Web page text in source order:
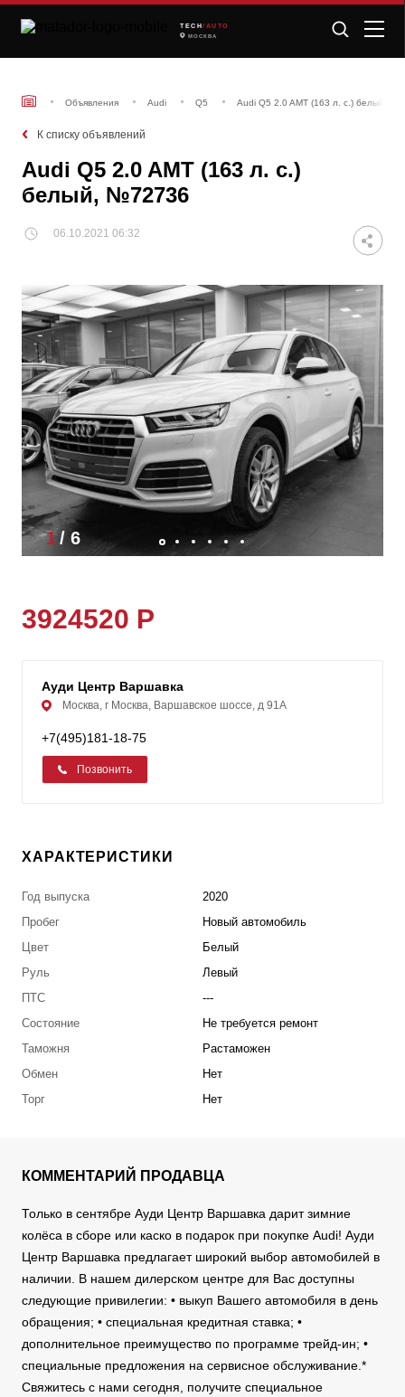
TECH /AUTO
МОСКВА
Объявления Audi Q5 Audi Q5 2.0 AMT (163 л. с.) белый,
К списку объявлений
Audi Q5 2.0 AMT (163 л. с.)
белый, №72736
06.10.2021 06:32
1/ 6
3924520 Р
Ауди Центр Варшавка
Москва, г Москва, Варшавское шоссе, д 91А
+7(495)181-18-75
Позвонить
ХАРАКТЕРИСТИКИ
Год выпуска
2020
Пробег
Новый автомобиль
Цвет
Белый
Руль
Левый
ПТС
---
Состояние
Не требуется ремонт
Таможня
Растаможен
Обмен
Нет
Торг
Нет
КОММЕНТАРИЙ ПРОДАВЦА
Только в сентябре Ауди Центр Варшавка дарит зимние
колёса в сборе или каско в подарок при покупке Audi! Ауди
Центр Варшавка предлагает широкий выбор автомобилей в
наличии. В нашем дилерском центре для Вас доступны
следующие привилегии: • выкуп Вашего автомобиля в день
обращения; • специальная кредитная ставка; •
дополнительное преимущество по программе трейд-ин; •
специальные предложения на сервисное обслуживание.*
Свяжитесь с нами сегодня, получите специальное